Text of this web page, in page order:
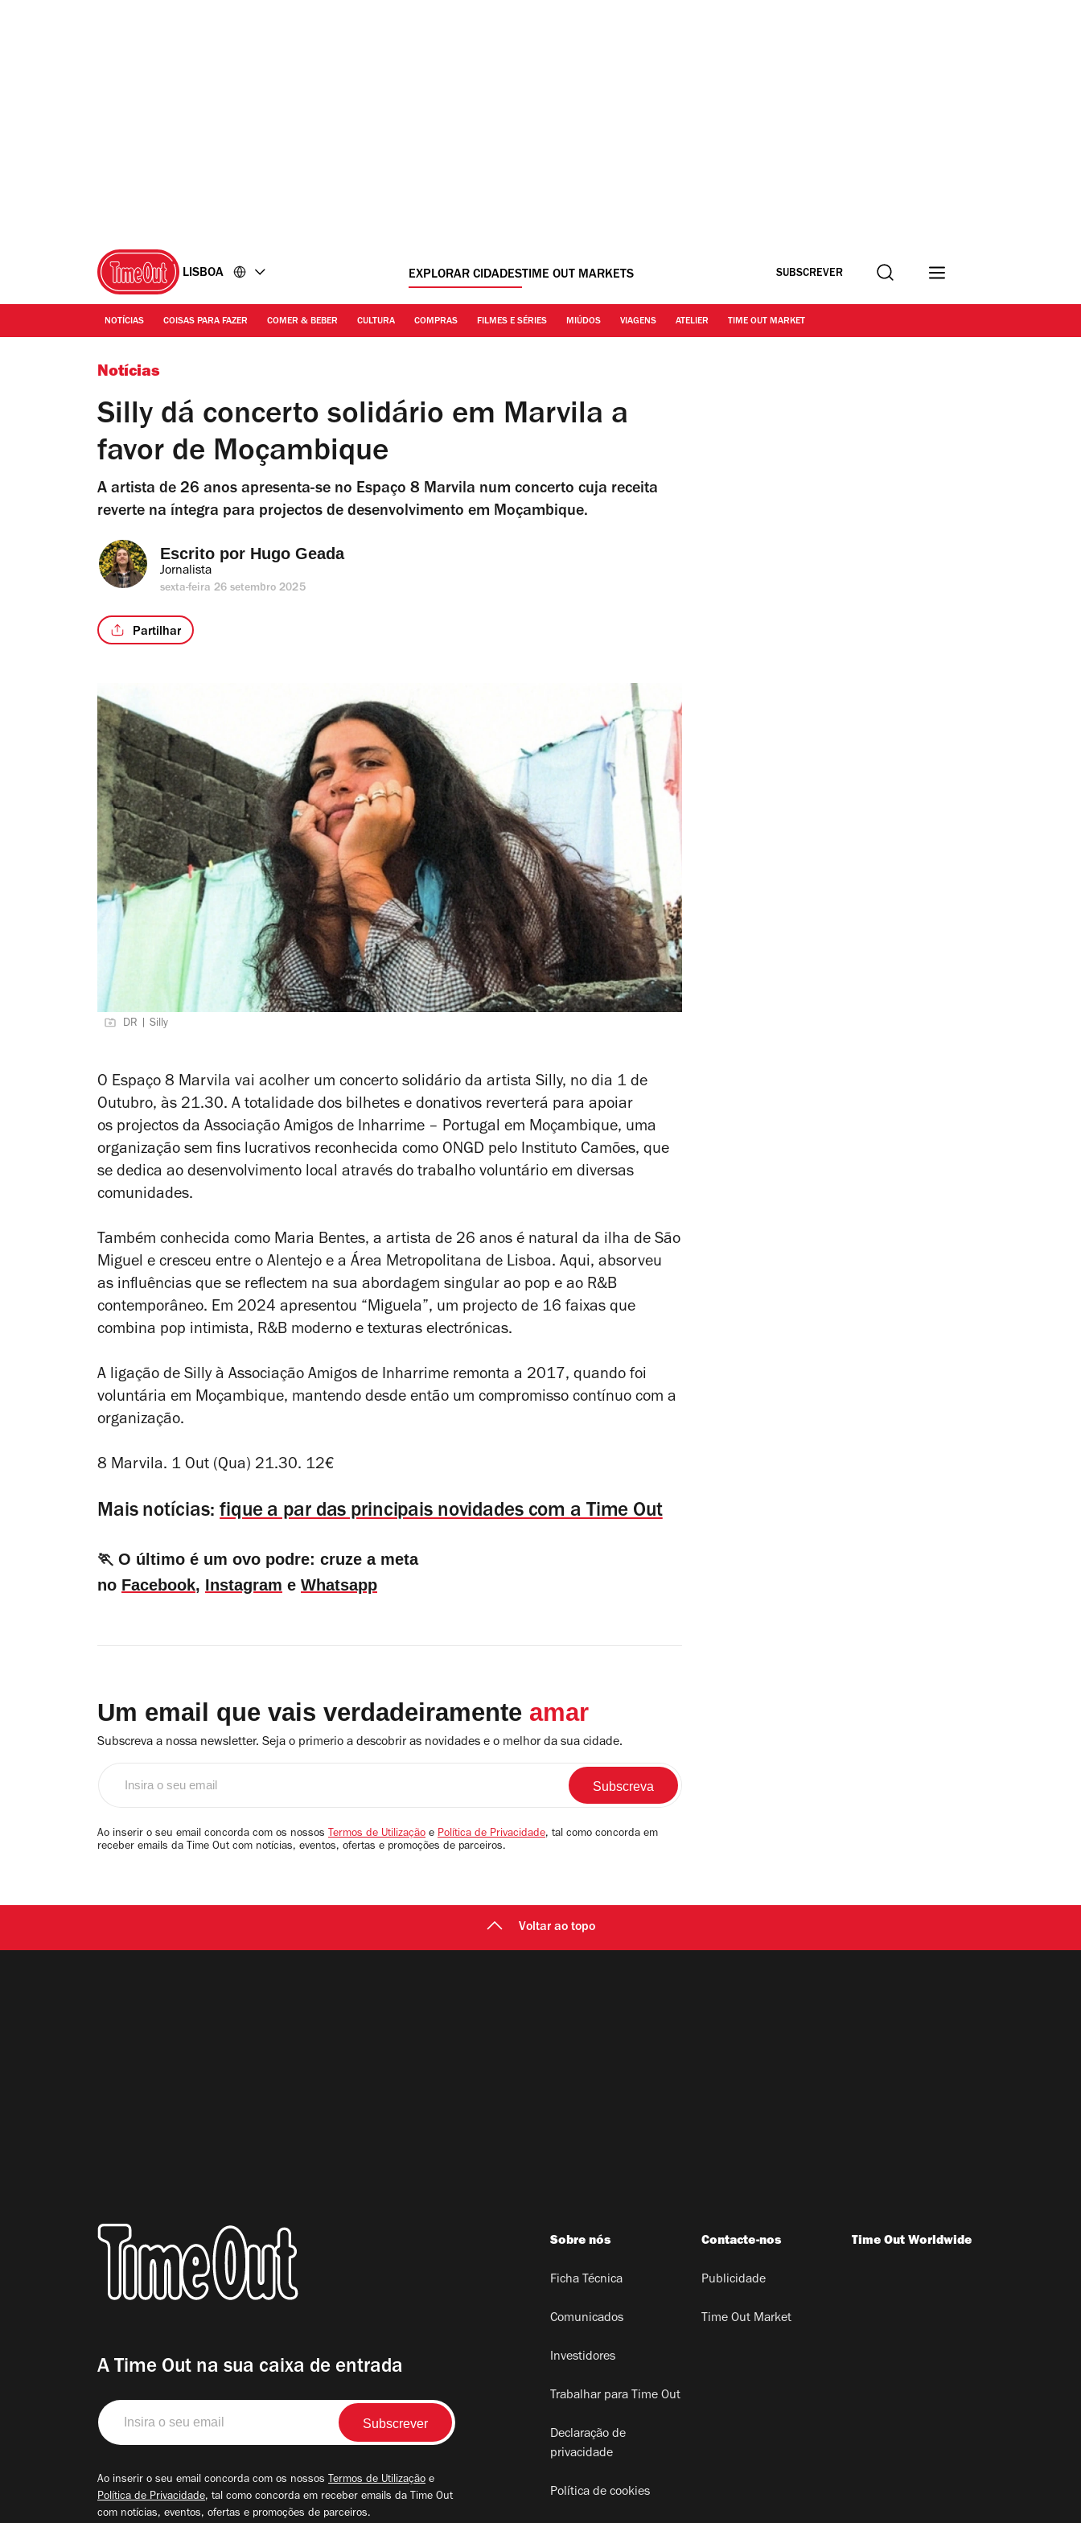
LISBOA EXPLORAR CIDADESTIME OUT MARKETS SUBSCREVER Procurar
NOTÍCIAS COISAS PARA FAZER COMER & BEBER CULTURA COMPRAS FILMES E SÉRIES MIÚDOS VIAGENS ATELIER TIME OUT MARKET
Notícias
Silly dá concerto solidário em Marvila a
favor de Moçambique
A artista de 26 anos apresenta-se no Espaço 8 Marvila num concerto cuja receita
reverte na íntegra para projectos de desenvolvimento em Moçambique.
Escrito por Hugo Geada
Jornalista
sexta-feira 26 setembro 2025
Partilhar
DR | Silly
O Espaço 8 Marvila vai acolher um concerto solidário da artista Silly, no dia 1 de
Outubro, às 21.30. A totalidade dos bilhetes e donativos reverterá para apoiar
os projectos da Associação Amigos de Inharrime – Portugal em Moçambique, uma
organização sem fins lucrativos reconhecida como ONGD pelo Instituto Camões, que
se dedica ao desenvolvimento local através do trabalho voluntário em diversas
comunidades.
Também conhecida como Maria Bentes, a artista de 26 anos é natural da ilha de São
Miguel e cresceu entre o Alentejo e a Área Metropolitana de Lisboa. Aqui, absorveu
as influências que se reflectem na sua abordagem singular ao pop e ao R&B
contemporâneo. Em 2024 apresentou “Miguela”, um projecto de 16 faixas que
combina pop intimista, R&B moderno e texturas electrónicas.
A ligação de Silly à Associação Amigos de Inharrime remonta a 2017, quando foi
voluntária em Moçambique, mantendo desde então um compromisso contínuo com a
organização.
8 Marvila. 1 Out (Qua) 21.30. 12€
Mais notícias:fique a par das principais novidades com a Time Out
🏃 O último é um ovo podre: cruze a meta
no Facebook, Instagram e Whatsapp
Um email que vais verdadeiramente amar
Subscreva a nossa newsletter. Seja o primerio a descobrir as novidades e o melhor da sua cidade.
email
Ao inserir o seu email concorda com os nossos Termos de Utilização e Política de Privacidade, tal como concorda em
receber emails da Time Out com notícias, eventos, ofertas e promoções de parceiros.
Voltar ao topo
A Time Out na sua caixa de entrada
Insira
o
seu
Ao inserir o seu email concorda com os nossos Termos de Utilização e
Política de Privacidade, tal como concorda em receber emails da Time Out
com notícias, eventos, ofertas e promoções de parceiros.
Sobre nós
Ficha Técnica
Comunicados
Investidores
Trabalhar para Time Out
Declaração de
privacidade
Política de cookies
Contacte-nos
Publicidade
Time Out Market
Time Out Worldwide